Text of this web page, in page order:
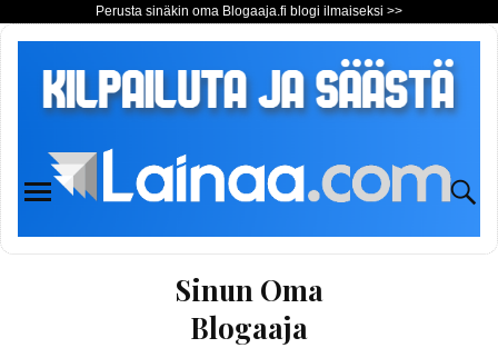
Perusta sinäkin oma Blogaaja.fi blogi ilmaiseksi >>
Sinun Oma
Blogaaja